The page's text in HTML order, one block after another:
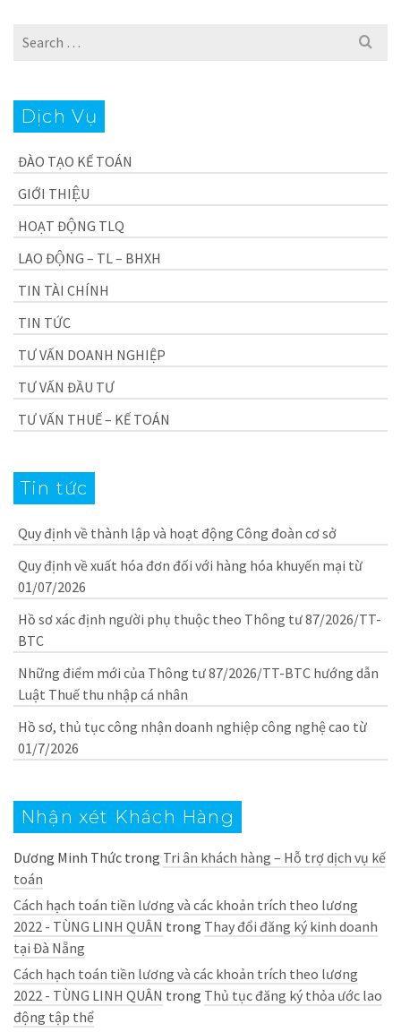
Search
Dịch Vụ
ĐÀO TẠO KẾ TOÁN
GIỚI THIỆU
HOẠT ĐỘNG TLQ
LAO ĐỘNG – TL – BHXH
TIN TÀI CHÍNH
TIN TỨC
TƯ VẤN DOANH NGHIỆP
TƯ VẤN ĐẦU TƯ
TƯ VẤN THUẾ – KẾ TOÁN
Tin tức
Quy định về thành lập và hoạt động Công đoàn cơ sở
Quy định về xuất hóa đơn đối với hàng hóa khuyến mại từ
01/07/2026
Hồ sơ xác định người phụ thuộc theo Thông tư 87/2026/TT-
BTC
Những điểm mới của Thông tư 87/2026/TT-BTC hướng dẫn
Luật Thuế thu nhập cá nhân
Hồ sơ, thủ tục công nhận doanh nghiệp công nghệ cao từ
01/7/2026
Nhận xét Khách Hàng
Dương Minh Thức trong Tri ân khách hàng – Hỗ trợ dịch vụ kế
toán
Cách hạch toán tiền lương và các khoản trích theo lương
2022 - TÙNG LINH QUÂN trong Thay đổi đăng ký kinh doanh
tại Đà Nẵng
Cách hạch toán tiền lương và các khoản trích theo lương
2022 - TÙNG LINH QUÂN trong Thủ tục đăng ký thỏa ước lao
động tập thể